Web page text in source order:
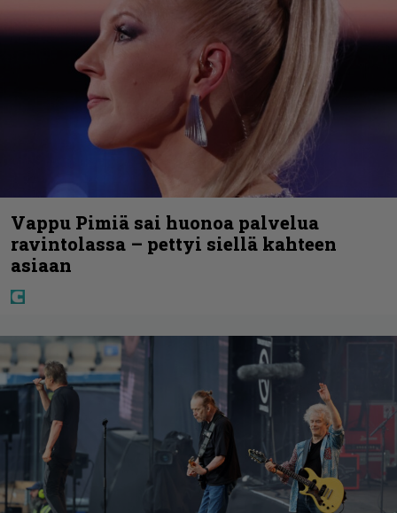
Vappu Pimiä sai huonoa palvelua
ravintolassa – pettyi siellä kahteen
asiaan